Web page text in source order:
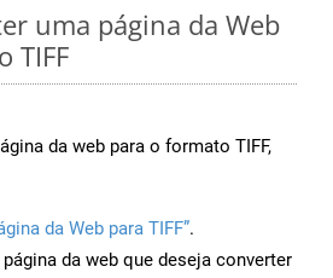
uma página da Web
TIFF
da web para o formato TIFF,
da Web para TIFF”.
da web que deseja converter